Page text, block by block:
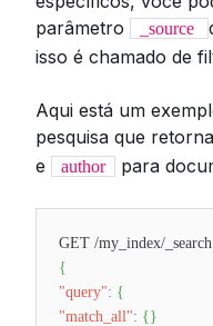
parâmetro
_source
isso é chamado de
Aqui está um
pesquisa que
e author para
GET /my_index/_search
{
"query": {
"match_all": {}